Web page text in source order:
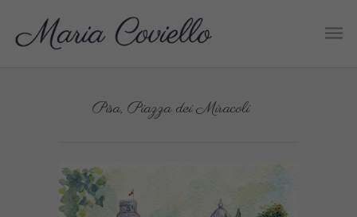
Pisa, Piazza dei Miracoli